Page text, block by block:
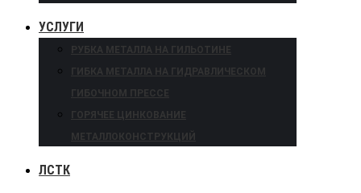
УСЛУГИ
РУБКА МЕТАЛЛА НА ГИЛЬОТИНЕ
ГИБКА МЕТАЛЛА НА ГИДРАВЛИЧЕСКОМ
ГИБОЧНОМ ПРЕССЕ
ГОРЯЧЕЕ ЦИНКОВАНИЕ
МЕТАЛЛОКОНСТРУКЦИЙ
ЛСТК